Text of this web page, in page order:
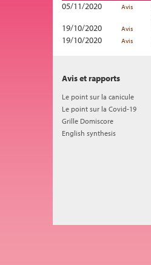
05/11/2020
Avis
19/10/2020
Avis
19/10/2020
Avis
Avis et rapports
Le point sur la canicule
Le point sur la Covid-19
Grille Domiscore
English synthesis